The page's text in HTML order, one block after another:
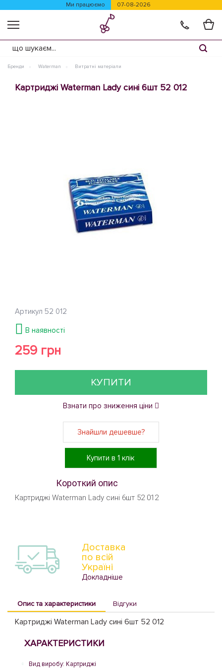
Ми працюємо 07-08-2026
Бренди Waterman Витратні матеріали
Картриджі Waterman Lady сині 6шт 52 012
Артикул 52 012
В наявності
259 грн
КУПИТИ
Взнати про зниження ціни
Знайшли дешевше?
Купити в 1 клік
Короткий опис
Картриджі Waterman Lady сині 6шт 52 012
Доставка
по всій
Україні
Докладніше
Опис та характеристики Відгуки
Картриджі Waterman Lady сині 6шт 52 012
ХАРАКТЕРИСТИКИ
Вид виробу: Картриджі